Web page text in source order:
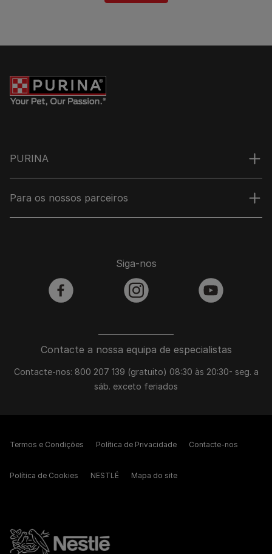
PURINA
Para os nossos parceiros
Contacte a nossa equipa de especialistas
Contacte-nos: 800 207 139 (gratuito) 08:30 às 20:30- seg. a
sáb. exceto feriados
Siga-nos
facebook instagram youtube
Termos e Condições Política de Privacidade Contacte-nos
Política de Cookies NESTLÉ Mapa do site